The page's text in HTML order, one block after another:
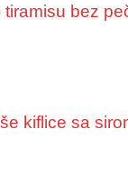
tiramisu bez
kiflice sa